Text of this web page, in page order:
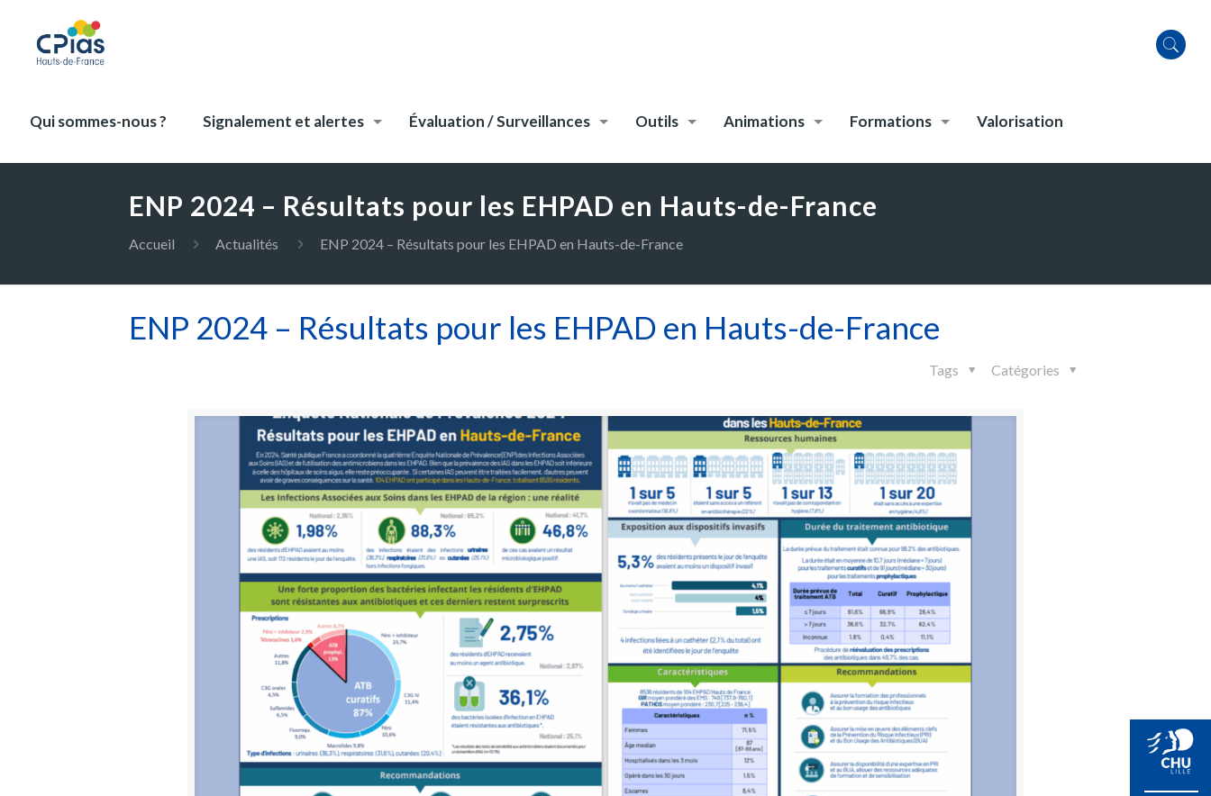
Qui sommes-nous ? Signalement et alertes Évaluation / Surveillances Outils Animations Formations Valorisation
ENP 2024 – Résultats pour les EHPAD en Hauts-de-France
Accueil Actualités ENP 2024 – Résultats pour les EHPAD en Hauts-de-France
ENP 2024 – Résultats pour les EHPAD en Hauts-de-France
Catégories
Tags